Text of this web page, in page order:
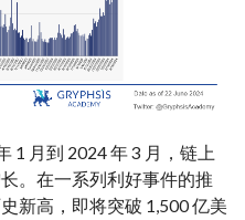
1 月到 2024 年 3 月，链上
。在一系列利好事件的推
新高，即将突破 1,500 亿美